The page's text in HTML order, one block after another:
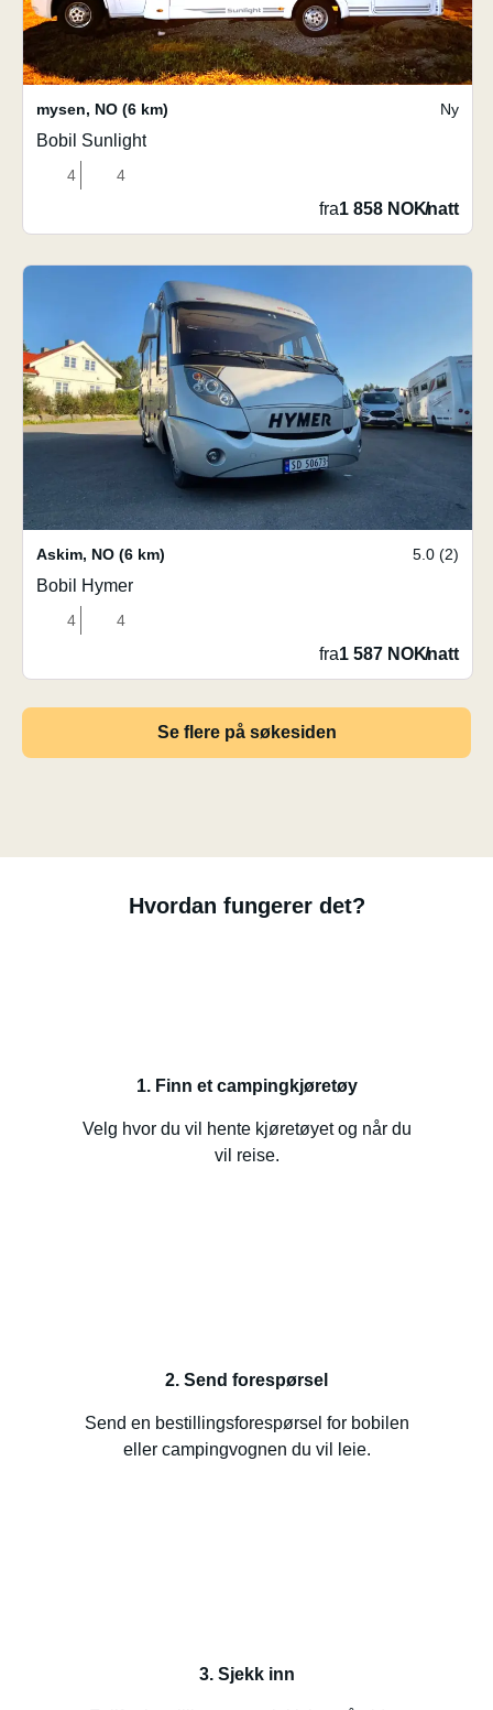
mysen, NO (6 km) Ny
Bobil Sunlight
4 4
fra1 858 NOK/natt
Askim, NO (6 km) 5.0 (2)
Bobil Hymer
4 4
fra1 587 NOK/natt
Se flere på søkesiden
Hvordan fungerer det?
1. Finn et campingkjøretøy
Velg hvor du vil hente kjøretøyet og når du
vil reise.
2. Send forespørsel
Send en bestillingsforespørsel for bobilen
eller campingvognen du vil leie.
3. Sjekk inn